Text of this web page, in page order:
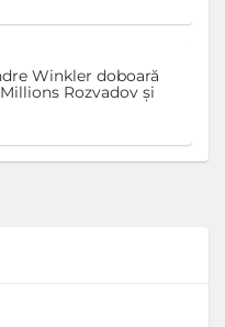
Winkler doboară
Rozvadov și